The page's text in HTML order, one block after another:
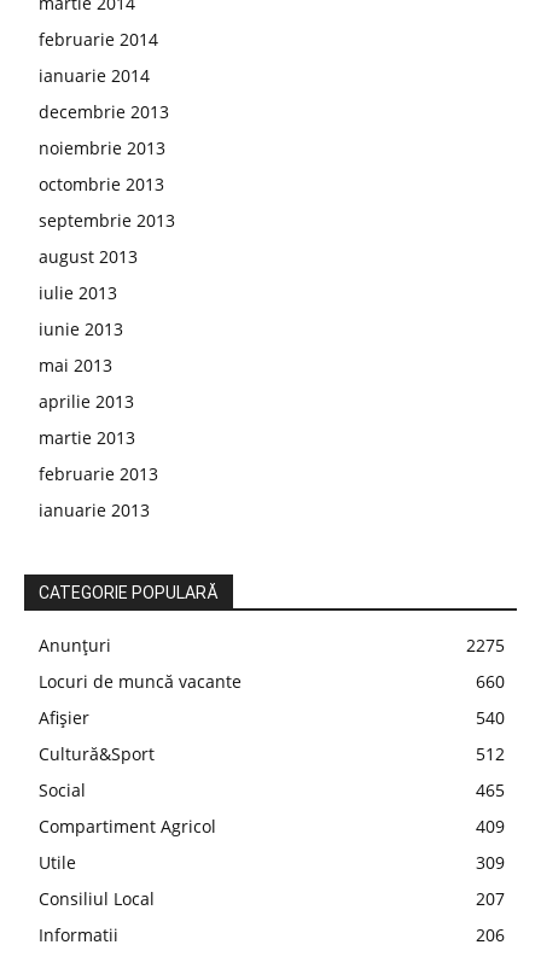
februarie 2014
ianuarie 2014
decembrie 2013
noiembrie 2013
octombrie 2013
septembrie 2013
august 2013
iulie 2013
iunie 2013
mai 2013
aprilie 2013
martie 2013
februarie 2013
ianuarie 2013
CATEGORIE POPULARĂ
Anunțuri
2275
Locuri de muncă vacante
660
Afișier
540
Cultură&Sport
512
Social
465
Compartiment Agricol
409
Utile
309
Consiliul Local
207
Informatii
206